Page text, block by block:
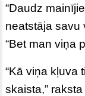
“Daudz
neatstāja savu
“Bet man viņa
“Kā viņa kļuva
skaista,”